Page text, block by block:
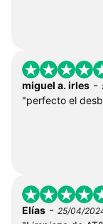
miguel a. irles -
"perfecto el
Elías - 25/04/